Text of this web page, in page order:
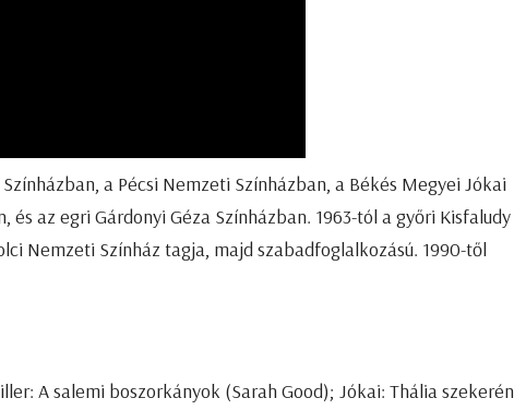
a Pécsi Nemzeti Színházban, a Békés Megyei Jókai
és az egri Gárdonyi Géza Színházban. 1963-tól a győri Kisfaludy
Nemzeti Színház tagja, majd szabadfoglalkozású. 1990-től
A salemi boszorkányok (Sarah Good); Jókai: Thália szekerén